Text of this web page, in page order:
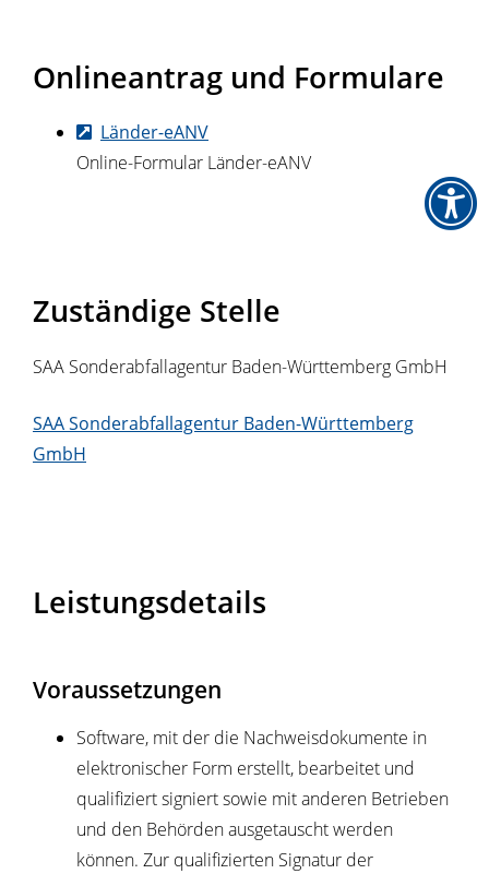
Onlineantrag und Formulare
Länder-eANV
Online-Formular Länder-eANV
Zuständige Stelle
SAA Sonderabfallagentur Baden-Württemberg GmbH
SAA Sonderabfallagentur Baden-Württemberg
GmbH
Leistungsdetails
Voraussetzungen
Software, mit der die Nachweisdokumente in
elektronischer Form erstellt, bearbeitet und
qualifiziert signiert sowie mit anderen Betrieben
und den Behörden ausgetauscht werden
können. Zur qualifizierten Signatur der